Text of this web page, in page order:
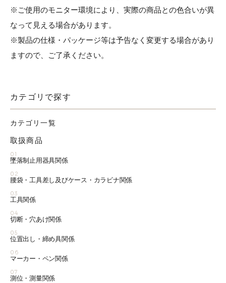
※ご使用のモニター環境により、実際の商品との色合いが異
なって見える場合があります。
※製品の仕様・パッケージ等は予告なく変更する場合があり
ますので、ご了承ください。
カテゴリで探す
カテゴリ一覧
取扱商品
01
墜落制止用器具関係
02
腰袋・工具差し及びケース・カラビナ関係
03
工具関係
04
切断・穴あけ関係
05
位置出し・締め具関係
06
マーカー・ペン関係
07
測位・測量関係